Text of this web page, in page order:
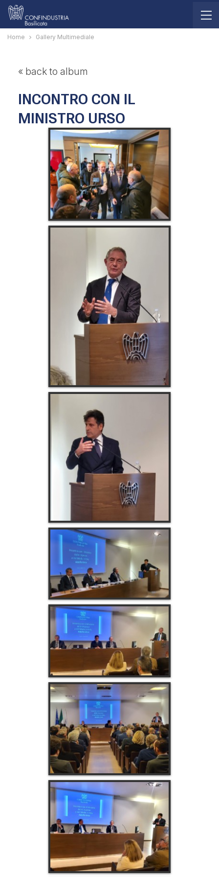
Home Gallery Multimediale
« back to album
INCONTRO CON IL
MINISTRO URSO